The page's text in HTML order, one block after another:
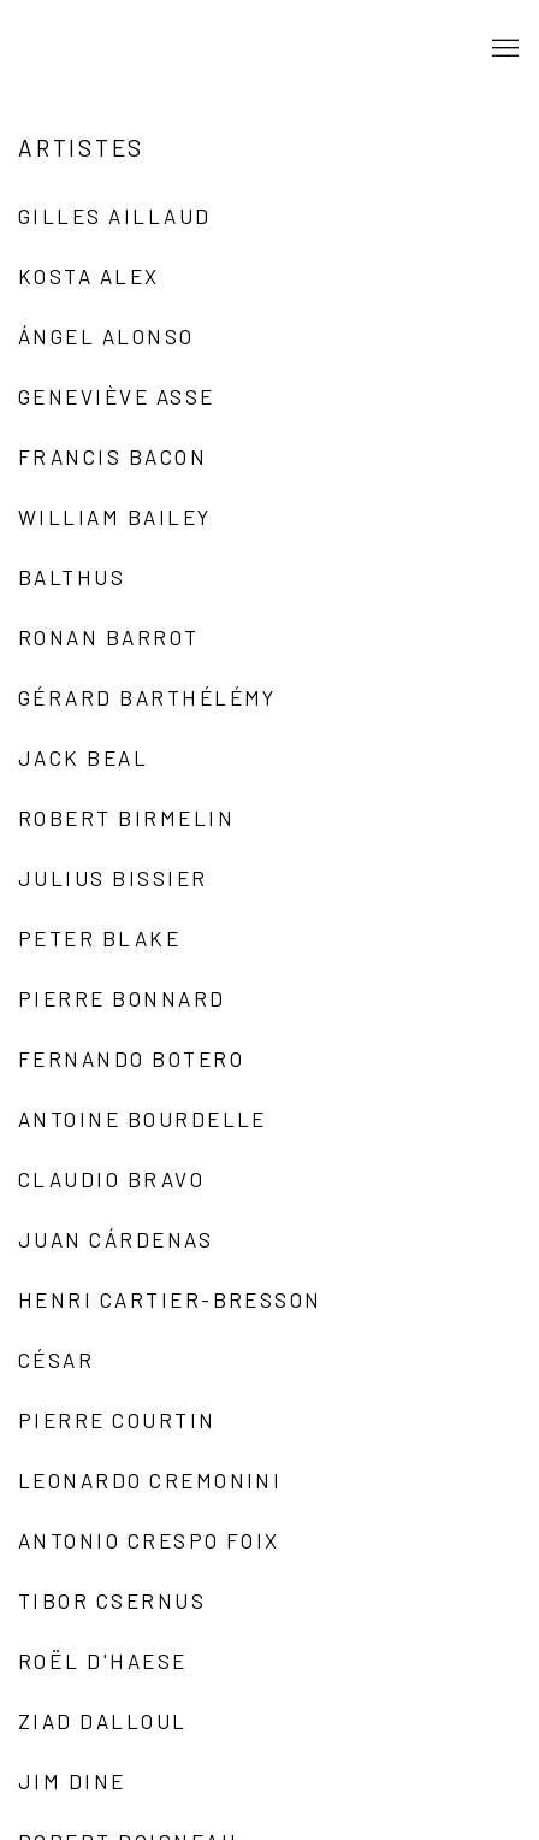
ARTISTES
GILLES AILLAUD
KOSTA ALEX
ÁNGEL ALONSO
GENEVIÈVE ASSE
FRANCIS BACON
WILLIAM BAILEY
BALTHUS
RONAN BARROT
GÉRARD BARTHÉLÉMY
JACK BEAL
ROBERT BIRMELIN
JULIUS BISSIER
PETER BLAKE
PIERRE BONNARD
FERNANDO BOTERO
ANTOINE BOURDELLE
CLAUDIO BRAVO
JUAN CÁRDENAS
HENRI CARTIER-BRESSON
CÉSAR
PIERRE COURTIN
LEONARDO CREMONINI
ANTONIO CRESPO FOIX
TIBOR CSERNUS
ROËL D'HAESE
ZIAD DALLOUL
JIM DINE